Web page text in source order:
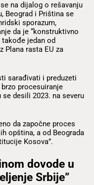
na dijalog o rešavanju
Beograd i Priština se
sporazum,
da je “konstruktivno
jedan od
Plana rasta EU za
sarađivati i preduzeti
procesuiranje
desili 2023. na severu
da započne proces
opština, a od Beograda
Kosova”.
dovode u
Srbije”